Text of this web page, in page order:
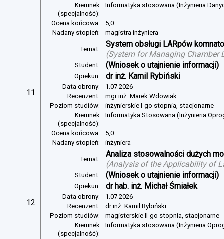
Kierunek
(specjalność):
Informatyka stosowana (Inżynieria
Ocena końcowa:
5,0
Nadany stopień:
magistra inżyniera
11.
Temat:
System obsługi LARpów
(System for Managing Chamber
Student: (Wniosek o utajnienie informacji)
Opiekun: dr inż. Kamil Rybiński
Data obrony:
1.07.2026
Recenzent:
mgr inż. Marek Wdowiak
Poziom studiów:
inżynierskie I-go stopnia, stacjonarne
Kierunek
(specjalność):
Informatyka Stosowana (Inżynieria
Ocena końcowa:
5,0
Nadany stopień:
inżyniera
12.
Temat:
Analiza stosowalności dużych
(Analysis of the Applicability of
Student: (Wniosek o utajnienie informacji)
Opiekun: dr hab. inż. Michał Śmiałek
Data obrony:
1.07.2026
Recenzent:
dr inż. Kamil Rybiński
Poziom studiów:
magisterskie II-go stopnia, stacjonarne
Kierunek
(specjalność):
Informatyka stosowana (Inżynieria